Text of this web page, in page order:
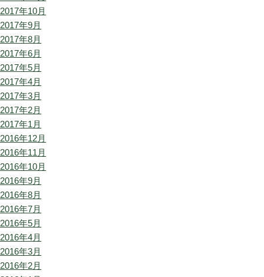
2017年10月
2017年9月
2017年8月
2017年6月
2017年5月
2017年4月
2017年3月
2017年2月
2017年1月
2016年12月
2016年11月
2016年10月
2016年9月
2016年8月
2016年7月
2016年5月
2016年4月
2016年3月
2016年2月